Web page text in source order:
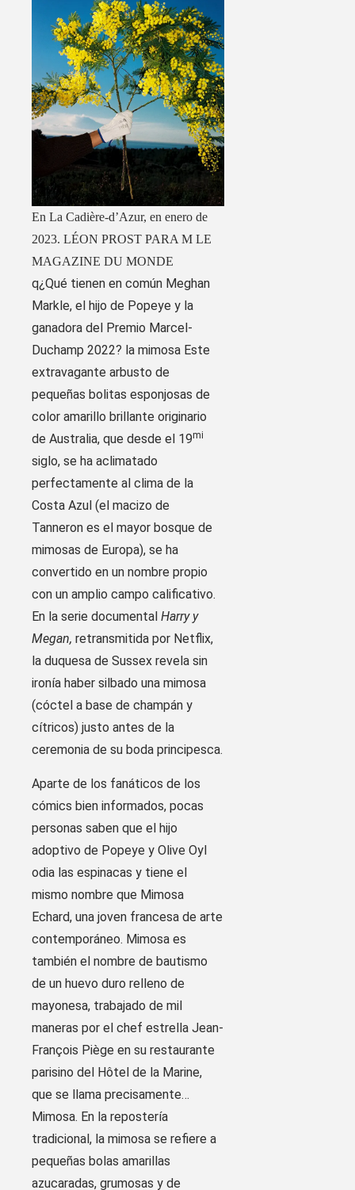
En La Cadière-d’Azur, en enero de
2023. LÉON PROST PARA M LE
MAGAZINE DU MONDE
q¿Qué tienen en común Meghan
Markle, el hijo de Popeye y la
ganadora del Premio Marcel-
Duchamp 2022? la mimosa Este
extravagante arbusto de
pequeñas bolitas esponjosas de
color amarillo brillante originario
de Australia, que desde el 19mi
siglo, se ha aclimatado
perfectamente al clima de la
Costa Azul (el macizo de
Tanneron es el mayor bosque de
mimosas de Europa), se ha
convertido en un nombre propio
con un amplio campo calificativo.
En la serie documental Harry y
Megan, retransmitida por Netflix,
la duquesa de Sussex revela sin
ironía haber silbado una mimosa
(cóctel a base de champán y
cítricos) justo antes de la
ceremonia de su boda principesca.
Aparte de los fanáticos de los
cómics bien informados, pocas
personas saben que el hijo
adoptivo de Popeye y Olive Oyl
odia las espinacas y tiene el
mismo nombre que Mimosa
Echard, una joven francesa de arte
contemporáneo. Mimosa es
también el nombre de bautismo
de un huevo duro relleno de
mayonesa, trabajado de mil
maneras por el chef estrella Jean-
François Piège en su restaurante
parisino del Hôtel de la Marine,
que se llama precisamente…
Mimosa. En la repostería
tradicional, la mimosa se refiere a
pequeñas bolas amarillas
azucaradas, grumosas y de